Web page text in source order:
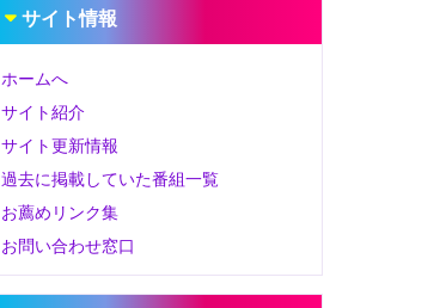
サイト情報
ホームへ
サイト紹介
サイト更新情報
過去に掲載していた番組一覧
お薦めリンク集
お問い合わせ窓口